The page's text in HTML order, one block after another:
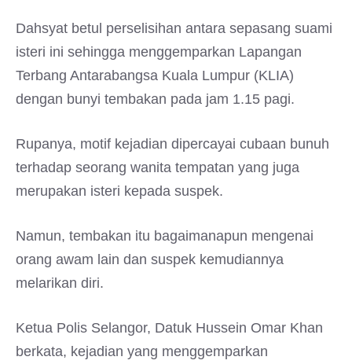
Dahsyat betul perselisihan antara sepasang suami
isteri ini sehingga menggemparkan Lapangan
Terbang Antarabangsa Kuala Lumpur (KLIA)
dengan bunyi tembakan pada jam 1.15 pagi.
Rupanya, motif kejadian dipercayai cubaan bunuh
terhadap seorang wanita tempatan yang juga
merupakan isteri kepada suspek.
Namun, tembakan itu bagaimanapun mengenai
orang awam lain dan suspek kemudiannya
melarikan diri.
Ketua Polis Selangor, Datuk Hussein Omar Khan
berkata, kejadian yang menggemparkan